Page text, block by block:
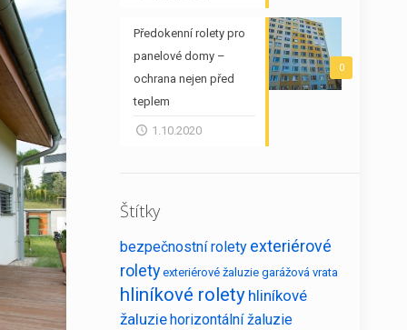
0
Předokenní rolety pro
panelové domy –
ochrana nejen před
teplem
1.10.2020
Štítky
bezpečnostní rolety exteriérové
rolety exteriérové žaluzie garážová vrata
hliníkové rolety hliníkové
žaluziehorizontální žaluzie